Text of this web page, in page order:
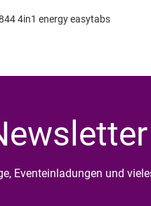
4in1 energy easytabs
Eventeinladungen und